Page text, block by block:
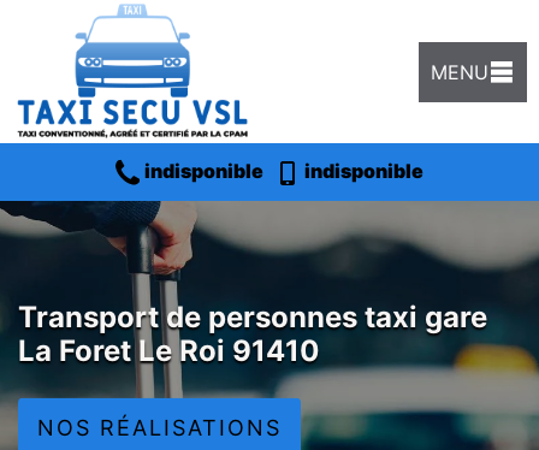
MENU
indisponible indisponible
Transport de personnes taxi gare
La Foret Le Roi 91410
NOS RÉALISATIONS